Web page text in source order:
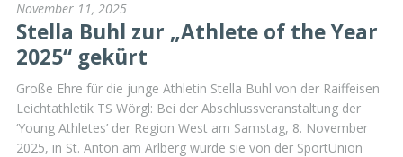
November 11, 2025
Stella Buhl zur „Athlete of the Year
2025“ gekürt
Große Ehre für die junge Athletin Stella Buhl von der Raiffeisen
Leichtathletik TS Wörgl: Bei der Abschlussveranstaltung der
‘Young Athletes’ der Region West am Samstag, 8. November
2025, in St. Anton am Arlberg wurde sie von der SportUnion